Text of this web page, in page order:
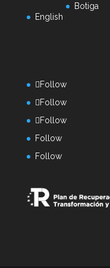
English
Botiga
Follow
Follow
Follow
Follow
Follow